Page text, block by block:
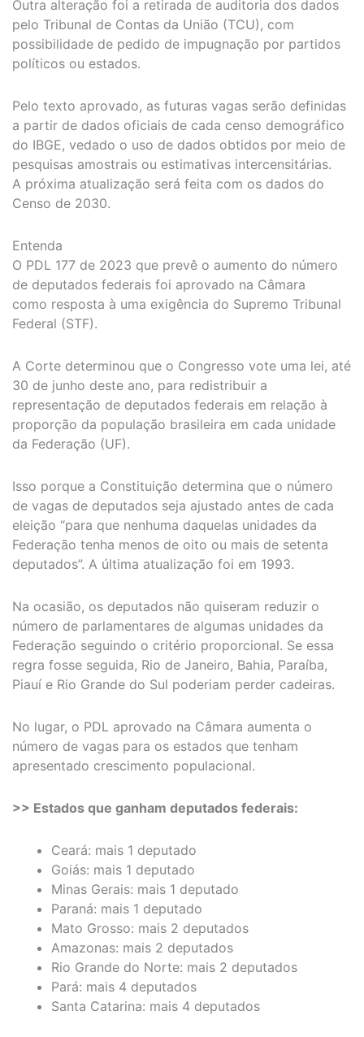
Outra alteração foi a retirada de auditoria dos dados
pelo Tribunal de Contas da União (TCU), com
possibilidade de pedido de impugnação por partidos
políticos ou estados.
Pelo texto aprovado, as futuras vagas serão definidas
a partir de dados oficiais de cada censo demográfico
do IBGE, vedado o uso de dados obtidos por meio de
pesquisas amostrais ou estimativas intercensitárias.
A próxima atualização será feita com os dados do
Censo de 2030.
Entenda
O PDL 177 de 2023 que prevê o aumento do número
de deputados federais foi aprovado na Câmara
como resposta à uma exigência do Supremo Tribunal
Federal (STF).
A Corte determinou que o Congresso vote uma lei, até
30 de junho deste ano, para redistribuir a
representação de deputados federais em relação à
proporção da população brasileira em cada unidade
da Federação (UF).
Isso porque a Constituição determina que o número
de vagas de deputados seja ajustado antes de cada
eleição “para que nenhuma daquelas unidades da
Federação tenha menos de oito ou mais de setenta
deputados”. A última atualização foi em 1993.
Na ocasião, os deputados não quiseram reduzir o
número de parlamentares de algumas unidades da
Federação seguindo o critério proporcional. Se essa
regra fosse seguida, Rio de Janeiro, Bahia, Paraíba,
Piauí e Rio Grande do Sul poderiam perder cadeiras.
No lugar, o PDL aprovado na Câmara aumenta o
número de vagas para os estados que tenham
apresentado crescimento populacional.
>> Estados que ganham deputados federais:
Ceará: mais 1 deputado
Goiás: mais 1 deputado
Minas Gerais: mais 1 deputado
Paraná: mais 1 deputado
Mato Grosso: mais 2 deputados
Amazonas: mais 2 deputados
Rio Grande do Norte: mais 2 deputados
Pará: mais 4 deputados
Santa Catarina: mais 4 deputados